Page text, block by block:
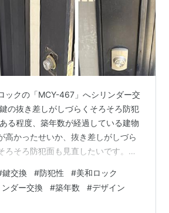
ックの「MCY-467」へシリンダー交
の抜き差しがしづらくそろそろ防犯
る程度、築年数が経過している建物
高かったせいか、抜き差しがしづら
ろそろ防犯面も見直したいです。
ず、作業前に扉の歪みや錠前の状態
がないことを確認した上で施工を行
存のシリンダーを取り外して、美和
鍵交換 #防犯性 #美和ロック
ンダー交換 #築年数 #デザイン